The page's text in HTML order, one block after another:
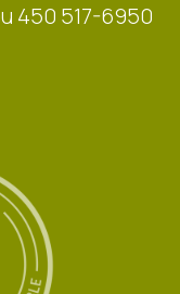
450 517-6950